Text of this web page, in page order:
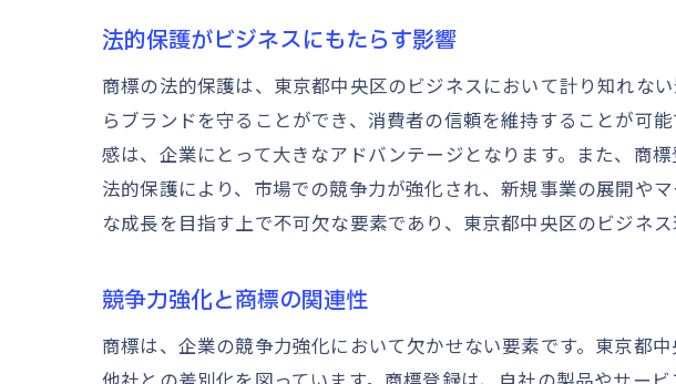
商標デザインの
東京都中央区で
商標出願のプロセス
よくあるトラブル
商標権侵害に対
法的保護がビジネスにもたらす影響
商標の法的保護は、東京都中央区のビジネスにおいて計り知れな
らブランドを守ることができ、消費者の信頼を維持することが可
感は、企業にとって大きなアドバンテージとなります。また、商
法的保護により、市場での競争力が強化され、新規事業の展開や
な成長を目指す上で不可欠な要素であり、東京都中央区のビジネス
競争力強化と商標の関連性
商標は、企業の競争力強化において欠かせない要素です。東京都